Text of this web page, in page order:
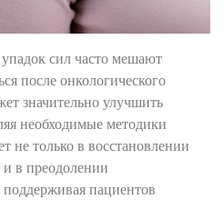
сил часто мешают
после онкологического
значительно улучшить
необходимые методики
не только в восстановлении
в преодолении
пациентов